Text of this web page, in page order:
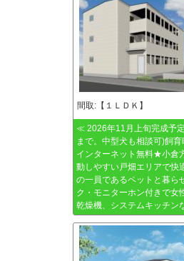
間取:【１ＬＤＫ】
≪ 2026年11月上旬完成予
まで。中型犬も相談可)飼育
インターネット無料★小倉
動しやすい戸畑エリアで快
の一員であるペットと暮ら
ク・モニターホン付きで女
乾燥機、システムキッチン